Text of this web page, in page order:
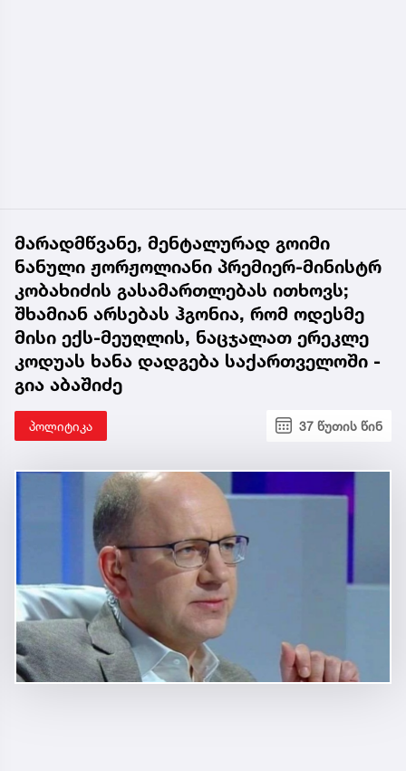
მარადმწვანე, მენტალურად გოიმი
ნანული ჟორჟოლიანი პრემიერ-მინისტრ
კობახიძის გასამართლებას ითხოვს;
შხამიან არსებას ჰგონია, რომ ოდესმე
მისი ექს-მეუღლის, ნაცჯალათ ერეკლე
კოდუას ხანა დადგება საქართველოში -
გია აბაშიძე
პოლიტიკა 37 წუთის წინ